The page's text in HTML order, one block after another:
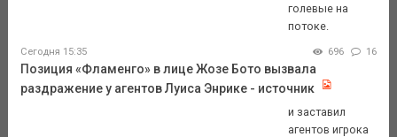
голевые на
потоке.
Сегодня 15:35 696 16
Позиция «Фламенго» в лице Жозе Бото вызвала
раздражение у агентов Луиса Энрике - источник
и заставил
агентов игрока